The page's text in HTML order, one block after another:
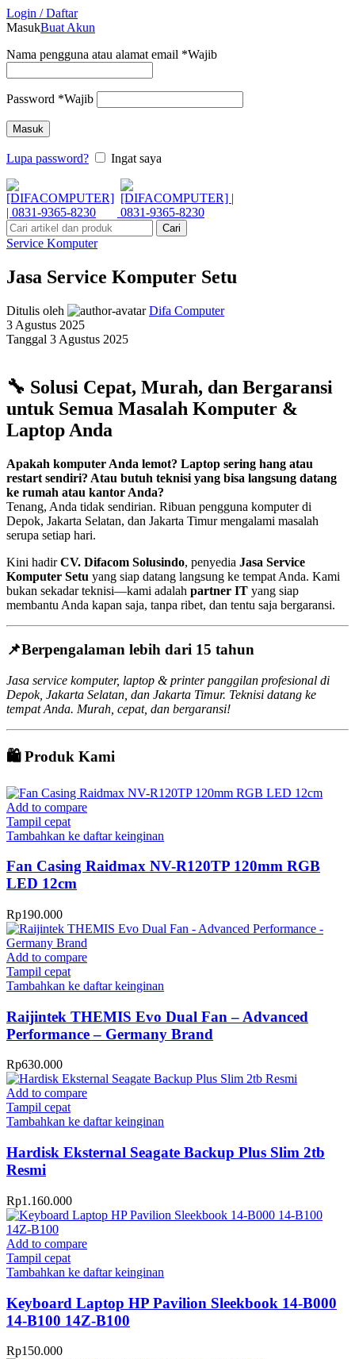
Login / Daftar
MasukBuat Akun
Nama pengguna atau alamat email *Wajib
Password *Wajib
Masuk
Lupa password? Ingat saya
Cari
Service Komputer
Jasa Service Komputer Setu
Ditulis oleh
Difa Computer
3 Agustus 2025
Tanggal 3 Agustus 2025
🔧 Solusi Cepat, Murah, dan Bergaransi
untuk Semua Masalah Komputer &
Laptop Anda
Apakah komputer Anda lemot? Laptop sering hang atau
restart sendiri? Atau butuh teknisi yang bisa langsung datang
ke rumah atau kantor Anda?
Tenang, Anda tidak sendirian. Ribuan pengguna komputer di
Depok, Jakarta Selatan, dan Jakarta Timur mengalami masalah
serupa setiap hari.
Kini hadirCV. Difacom Solusindo, penyedia Jasa Service
Komputer Setu yang siap datang langsung ke tempat Anda. Kami
bukan sekadar teknisi—kami adalah partner IT yang siap
membantu Anda kapan saja, tanpa ribet, dan tentu saja bergaransi.
📌Berpengalaman lebih dari 15 tahun
Jasa service komputer, laptop & printer panggilan profesional di
Depok, Jakarta Selatan, dan Jakarta Timur. Teknisi datang ke
tempat Anda. Murah, cepat, dan bergaransi!
🛍️ Produk Kami
Add to compare
Tampil cepat
Tambahkan ke daftar keinginan
Fan Casing Raidmax NV-R120TP 120mm RGB
LED 12cm
Rp190.000
Add to compare
Tampil cepat
Tambahkan ke daftar keinginan
Raijintek THEMIS Evo Dual Fan – Advanced
Performance – Germany Brand
Rp630.000
Add to compare
Tampil cepat
Tambahkan ke daftar keinginan
Hardisk Eksternal Seagate Backup Plus Slim 2tb
Resmi
Rp1.160.000
Add to compare
Tampil cepat
Tambahkan ke daftar keinginan
Keyboard Laptop HP Pavilion Sleekbook 14-B000
14-B100 14Z-B100
Rp150.000